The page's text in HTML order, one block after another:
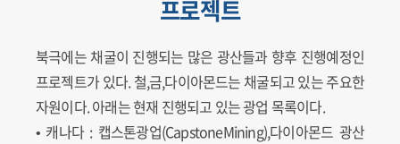
프로젝트
북극에는 채굴이 진행되는 많은 광산들과 향후 진행예정인
프로젝트가 있다. 철,금,다이아몬드는 채굴되고 있는 주요한
자원이다. 아래는 현재 진행되고 있는 광업 목록이다.
• 캐나다 : 캡스톤광업(CapstoneMining),다이아몬드 광산